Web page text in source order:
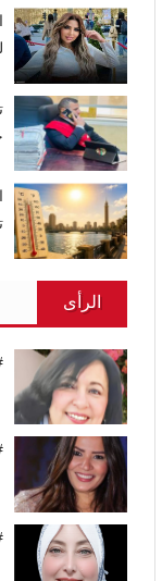
الرأى